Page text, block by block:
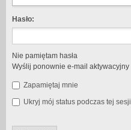
Hasło:
Nie pamiętam hasła
Wyślij ponownie e-mail aktywacyjny
Zapamiętaj mnie
Ukryj mój status podczas tej sesji